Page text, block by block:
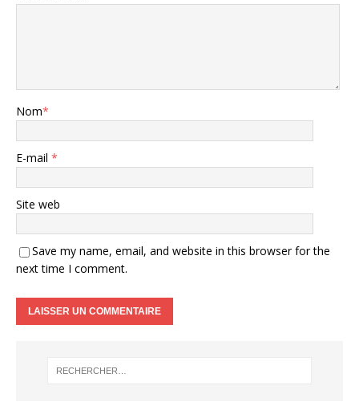
Nom*
E-mail *
Site web
Save my name, email, and website in this browser for the
next time I comment.